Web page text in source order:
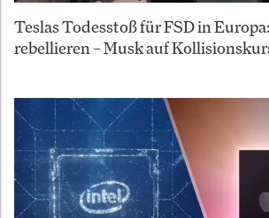
Teslas Todesstoß für FSD in
rebellieren – Musk auf